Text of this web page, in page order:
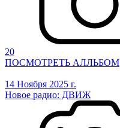
20
ПОСМОТРЕТЬ АЛЛЬБОМ
14 Ноября 2025 г.
Новое радио: ДВИЖ